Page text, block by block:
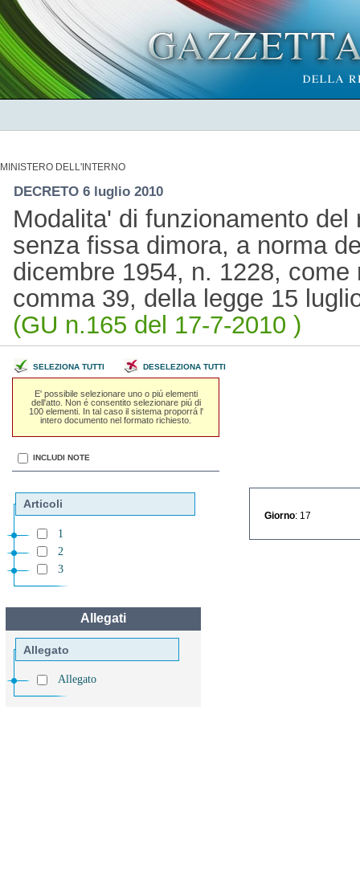
MINISTERO DELL'INTERNO
DECRETO 6 luglio 2010
Modalita' di funzionamento del
senza fissa dimora, a norma
dicembre 1954, n. 1228,
comma 39, della legge 15
(GU n.165 del 17-7-2010 )
SELEZIONA TUTTI DESELEZIONA TUTTI
E' possibile selezionare uno o piú elementi
dell'atto. Non é consentito selezionare piú di
100 elementi. In tal caso il sistema proporrá l'
intero documento nel formato richiesto.
INCLUDI NOTE
Articoli
1
2
3
Allegati
Allegato
Allegato
Giorno : 17